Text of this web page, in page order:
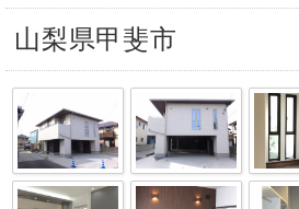
山梨県甲斐市